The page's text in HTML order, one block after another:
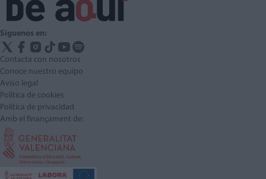
Síguenos en:
Contacta con nosotros
Conoce nuestro equipo
Aviso legal
Política de cookies
Política de privacidad
Amb el finançament de: